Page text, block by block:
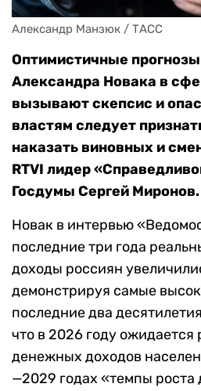
Александр Манзюк / ТАСС
Оптимистичные
Александра Новака в
вызывают скепсис и
властям следует
наказать виновных и
RTVI лидер
Госдумы Сергей Миронов.
Новак в интервью
последние три года
доходы россиян
демонстрируя самые
последние два
что в 2026 году ожидается
денежных доходов
—2029 годах «темпы роста